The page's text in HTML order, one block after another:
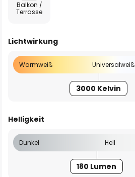
Balkon /
Terrasse
Lichtwirkung
Warmweiß Universalweiß
3000 Kelvin
Helligkeit
Dunkel Hell
180 Lumen